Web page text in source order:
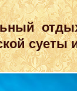
суеты